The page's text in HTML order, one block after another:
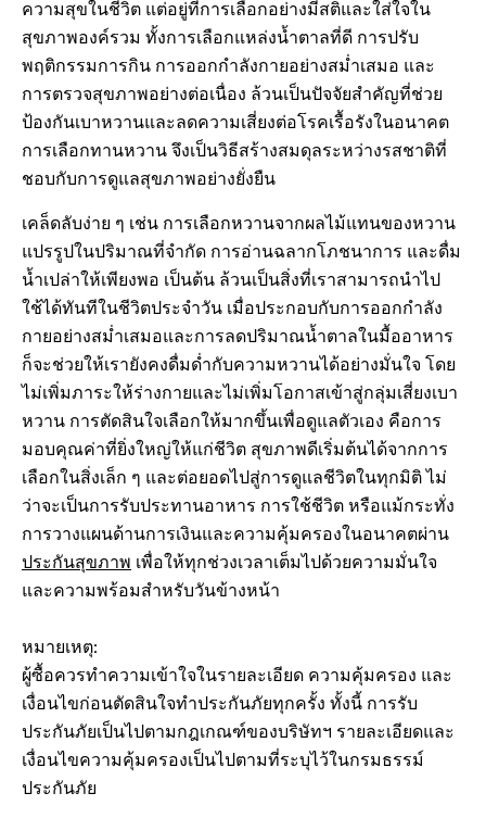
ความสุขในชีวิต แต่อยู่ที่การเลือกอย่างมีสติและใส่ใจใน
สุขภาพองค์รวม ทั้งการเลือกแหล่งน้ำตาลที่ดี การปรับ
พฤติกรรมการกิน การออกกำลังกายอย่างสม่ำเสมอ และ
การตรวจสุขภาพอย่างต่อเนื่อง ล้วนเป็นปัจจัยสำคัญที่ช่วย
ป้องกันเบาหวานและลดความเสี่ยงต่อโรคเรื้อรังในอนาคต
การเลือกทานหวาน จึงเป็นวิธีสร้างสมดุลระหว่างรสชาติที่
ชอบกับการดูแลสุขภาพอย่างยั่งยืน
เคล็ดลับง่าย ๆ เช่น การเลือกหวานจากผลไม้แทนของหวาน
แปรรูปในปริมาณที่จำกัด การอ่านฉลากโภชนาการ และดื่ม
น้ำเปล่าให้เพียงพอ เป็นต้น ล้วนเป็นสิ่งที่เราสามารถนำไป
ใช้ได้ทันทีในชีวิตประจำวัน เมื่อประกอบกับการออกกำลัง
กายอย่างสม่ำเสมอและการลดปริมาณน้ำตาลในมื้ออาหาร
ก็จะช่วยให้เรายังคงดื่มด่ำกับความหวานได้อย่างมั่นใจ โดย
ไม่เพิ่มภาระให้ร่างกายและไม่เพิ่มโอกาสเข้าสู่กลุ่มเสี่ยงเบา
หวาน การตัดสินใจเลือกให้มากขึ้นเพื่อดูแลตัวเอง คือการ
มอบคุณค่าที่ยิ่งใหญ่ให้แก่ชีวิต สุขภาพดีเริ่มต้นได้จากการ
เลือกในสิ่งเล็ก ๆ และต่อยอดไปสู่การดูแลชีวิตในทุกมิติ ไม่
ว่าจะเป็นการรับประทานอาหาร การใช้ชีวิต หรือแม้กระทั่ง
การวางแผนด้านการเงินและความคุ้มครองในอนาคตผ่าน
ประกันสุขภาพ เพื่อให้ทุกช่วงเวลาเต็มไปด้วยความมั่นใจ
และความพร้อมสำหรับวันข้างหน้า
หมายเหตุ:
ผู้ซื้อควรทำความเข้าใจในรายละเอียด ความคุ้มครอง และ
เงื่อนไขก่อนตัดสินใจทำประกันภัยทุกครั้ง ทั้งนี้ การรับ
ประกันภัยเป็นไปตามกฎเกณฑ์ของบริษัทฯ รายละเอียดและ
เงื่อนไขความคุ้มครองเป็นไปตามที่ระบุไว้ในกรมธรรม์
ประกันภัย